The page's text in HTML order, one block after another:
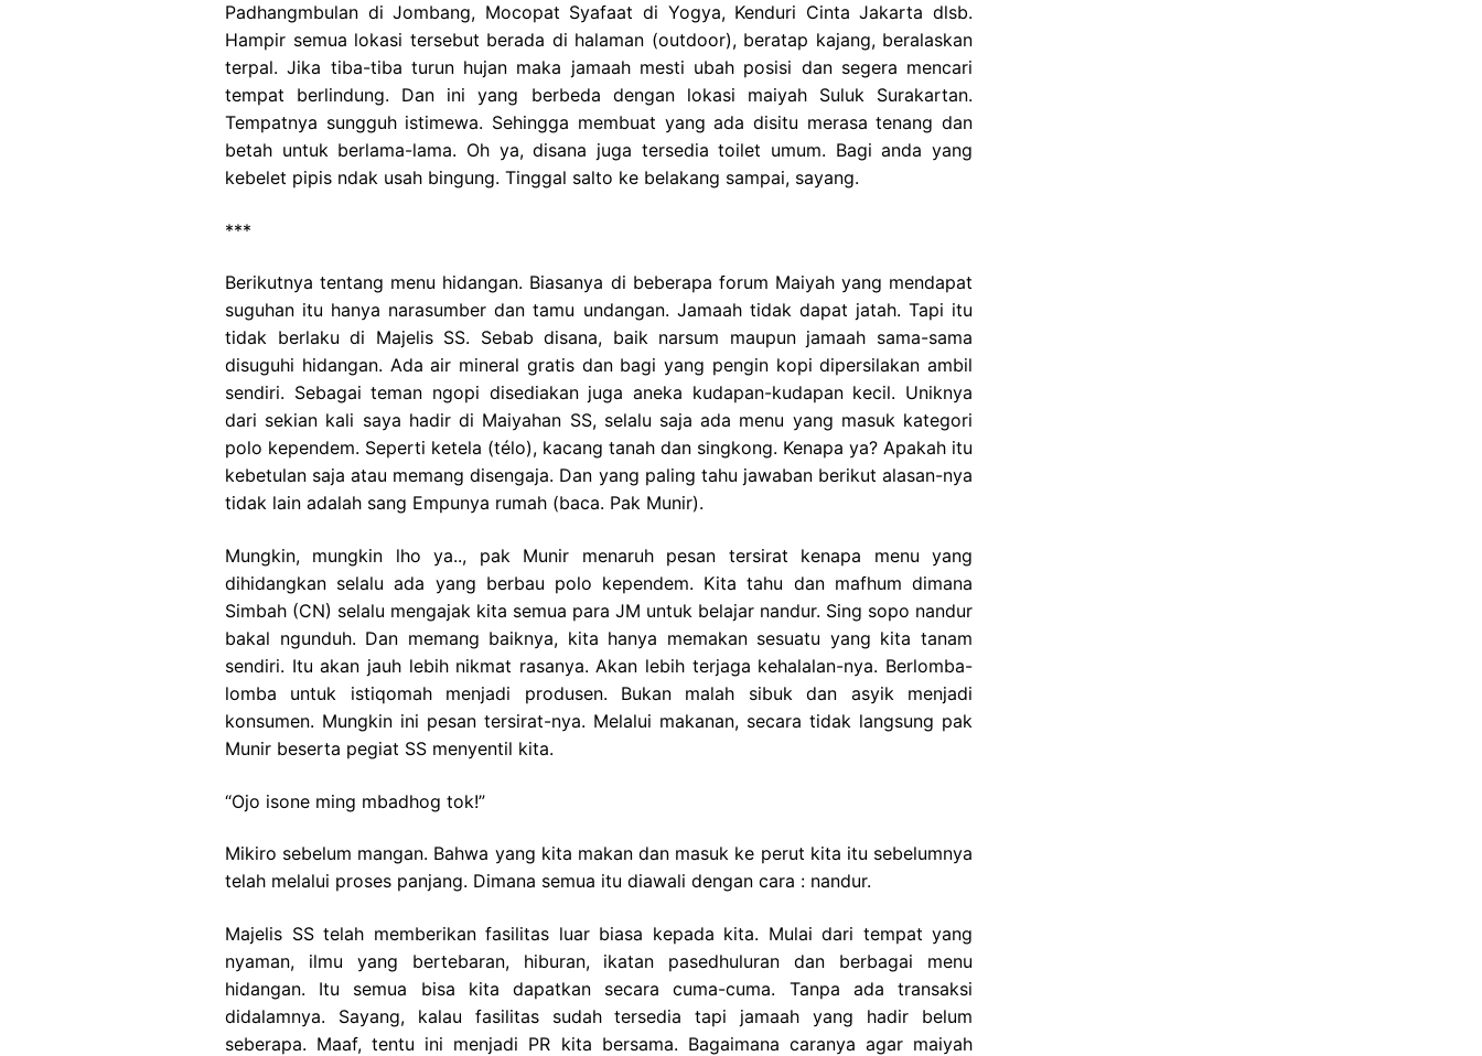
Padhangmbulan di Jombang, Mocopat Syafaat di Yogya, Kenduri Cinta Jakarta dlsb.
Hampir semua lokasi tersebut berada di halaman (outdoor), beratap kajang, beralaskan
terpal. Jika tiba-tiba turun hujan maka jamaah mesti ubah posisi dan segera mencari
tempat berlindung. Dan ini yang berbeda dengan lokasi maiyah Suluk Surakartan.
Tempatnya sungguh istimewa. Sehingga membuat yang ada disitu merasa tenang dan
betah untuk berlama-lama. Oh ya, disana juga tersedia toilet umum. Bagi anda yang
kebelet pipis ndak usah bingung. Tinggal salto ke belakang sampai, sayang.
***
Berikutnya tentang menu hidangan. Biasanya di beberapa forum Maiyah yang mendapat
suguhan itu hanya narasumber dan tamu undangan. Jamaah tidak dapat jatah. Tapi itu
tidak berlaku di Majelis SS. Sebab disana, baik narsum maupun jamaah sama-sama
disuguhi hidangan. Ada air mineral gratis dan bagi yang pengin kopi dipersilakan ambil
sendiri. Sebagai teman ngopi disediakan juga aneka kudapan-kudapan kecil. Uniknya
dari sekian kali saya hadir di Maiyahan SS, selalu saja ada menu yang masuk kategori
polo kependem. Seperti ketela (télo), kacang tanah dan singkong. Kenapa ya? Apakah itu
kebetulan saja atau memang disengaja. Dan yang paling tahu jawaban berikut alasan-nya
tidak lain adalah sang Empunya rumah (baca. Pak Munir).
Mungkin, mungkin lho ya.., pak Munir menaruh pesan tersirat kenapa menu yang
dihidangkan selalu ada yang berbau polo kependem. Kita tahu dan mafhum dimana
Simbah (CN) selalu mengajak kita semua para JM untuk belajar nandur. Sing sopo nandur
bakal ngunduh. Dan memang baiknya, kita hanya memakan sesuatu yang kita tanam
sendiri. Itu akan jauh lebih nikmat rasanya. Akan lebih terjaga kehalalan-nya. Berlomba-
lomba untuk istiqomah menjadi produsen. Bukan malah sibuk dan asyik menjadi
konsumen. Mungkin ini pesan tersirat-nya. Melalui makanan, secara tidak langsung pak
Munir beserta pegiat SS menyentil kita.
“Ojo isone ming mbadhog tok!”
Mikiro sebelum mangan. Bahwa yang kita makan dan masuk ke perut kita itu sebelumnya
telah melalui proses panjang. Dimana semua itu diawali dengan cara : nandur.
Majelis SS telah memberikan fasilitas luar biasa kepada kita. Mulai dari tempat yang
nyaman, ilmu yang bertebaran, hiburan, ikatan pasedhuluran dan berbagai menu
hidangan. Itu semua bisa kita dapatkan secara cuma-cuma. Tanpa ada transaksi
didalamnya. Sayang, kalau fasilitas sudah tersedia tapi jamaah yang hadir belum
seberapa. Maaf, tentu ini menjadi PR kita bersama. Bagaimana caranya agar maiyah